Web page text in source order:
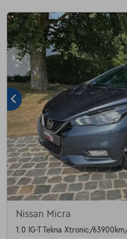
Nissan Micra
1.0 IG-T Tekna Xtronic/